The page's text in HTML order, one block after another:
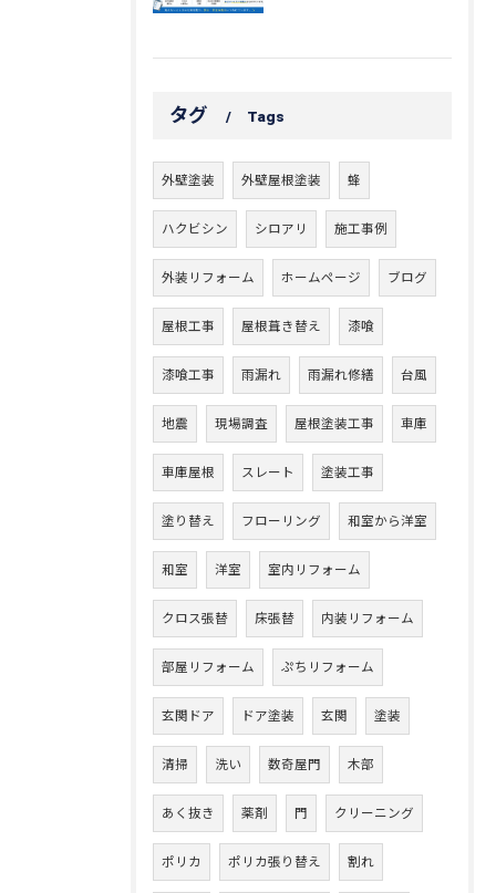
タグ Tags
外壁塗装 外壁屋根塗装 蜂
ハクビシン シロアリ 施工事例
外装リフォーム ホームページ ブログ
屋根工事 屋根葺き替え 漆喰
漆喰工事 雨漏れ 雨漏れ修繕 台風
地震 現場調査 屋根塗装工事 車庫
車庫屋根 スレート 塗装工事
塗り替え フローリング 和室から洋室
和室 洋室 室内リフォーム
クロス張替 床張替 内装リフォーム
部屋リフォーム ぷちリフォーム
玄関ドア ドア塗装 玄関 塗装
清掃 洗い 数奇屋門 木部
あく抜き 薬剤 門 クリーニング
ポリカ ポリカ張り替え 割れ